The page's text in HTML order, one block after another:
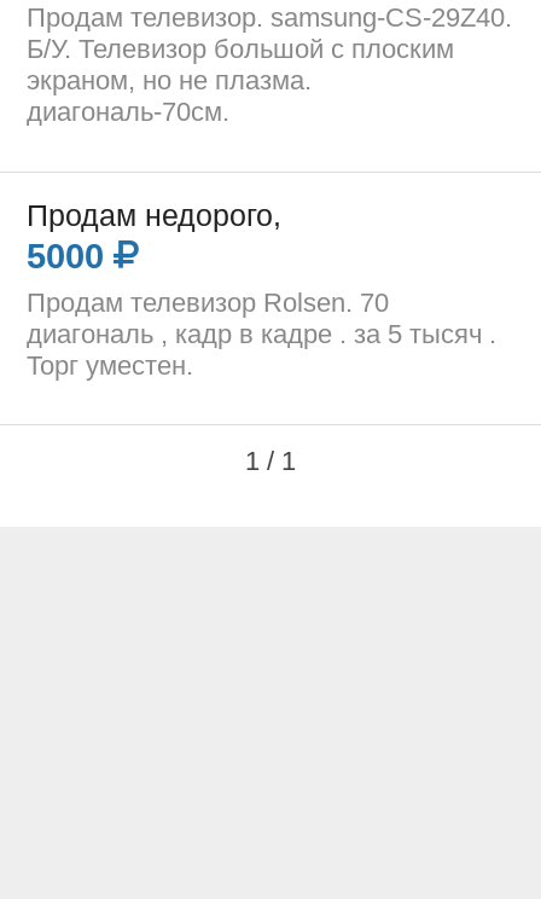
Продам телевизор. samsung-CS-29Z40.
Б/У. Телевизор большой с плоским
экраном, но не плазма.
диагональ-70см.
Продам недорого,
5000
Продам телевизор Rolsen. 70
диагональ , кадр в кадре . за 5 тысяч .
Торг уместен.
1 / 1